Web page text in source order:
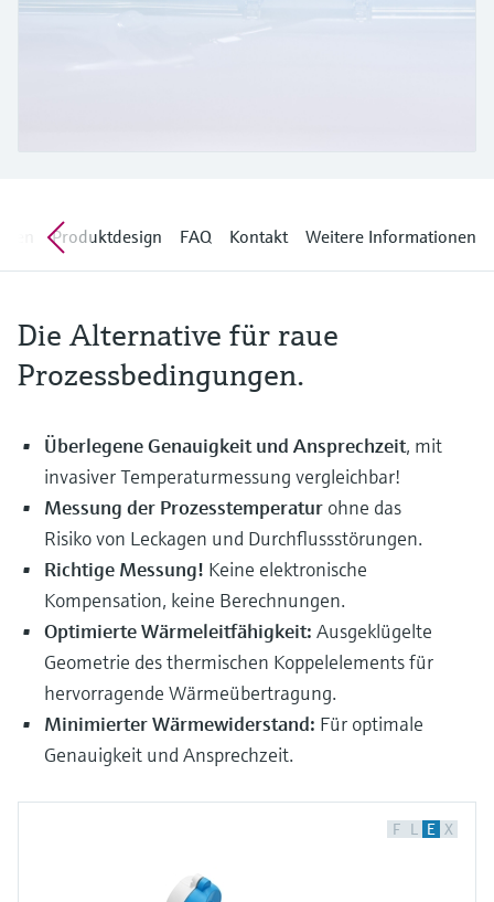
Füllstandsmessung
Analysatoren für Härte, Eisen,
Memosens-Technologie
Alle ansehen
Produktdesign FAQ Kontakt Weitere Informationen
Die Alternative für raue
Prozessbedingungen.
Überlegene Genauigkeit und Ansprechzeit, mit
invasiver Temperaturmessung vergleichbar!
Messung der Prozesstemperatur ohne das
Risiko von Leckagen und Durchflussstörungen.
Richtige Messung! Keine elektronische
Kompensation, keine Berechnungen.
Optimierte Wärmeleitfähigkeit: Ausgeklügelte
Geometrie des thermischen Koppelelements für
hervorragende Wärmeübertragung.
Minimierter Wärmewiderstand: Für optimale
Genauigkeit und Ansprechzeit.
F L E X